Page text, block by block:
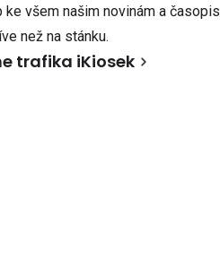
ke všem našim novinám a
než na stánku.
trafika iKiosek